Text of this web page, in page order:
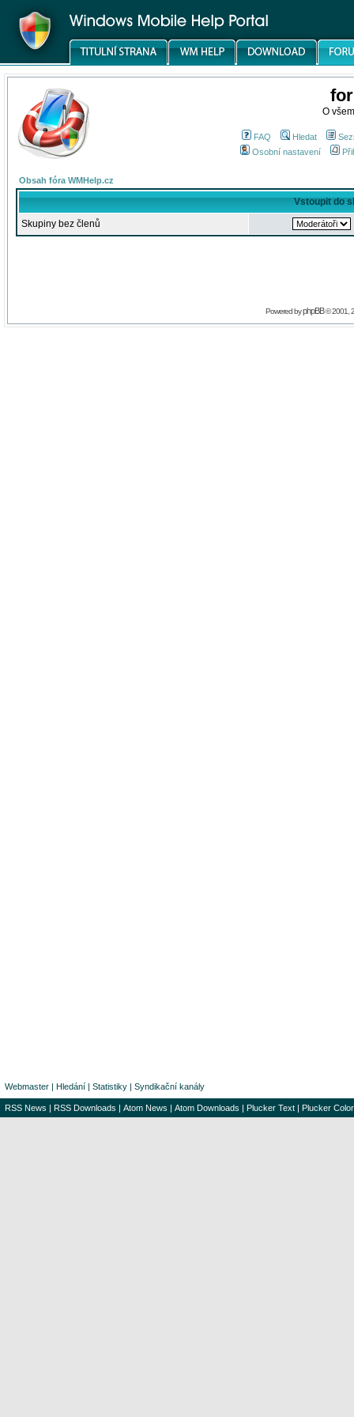
O
FAQ Hledat
Osobní nastavení
Obsah fóra WMHelp.cz
Vstoupit do
Skupiny bez členů
Powered byphpBB© 2001,
Webmaster | Hledání | Statistiky | Syndikační kanály
RSS News | RSS Downloads | Atom News | Atom Downloads | Plucker Text | Plucker Color